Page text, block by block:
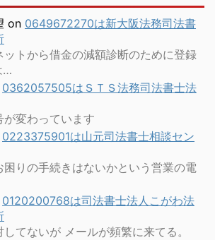
on 0649672270は新大阪法務司法書
ットから借金の減額診断のために登録
…
0362057505はＳＴＳ法務司法書士法
が変わっています
0223375901は山元司法書士相談セン
困りの手続きはないかという営業の電
0120200768は司法書士法人こがわ法
してないが メールが頻繁に来てる。